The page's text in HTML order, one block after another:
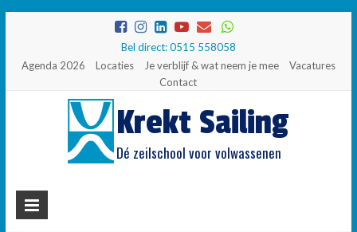
Bel direct: 0515 558058
Agenda 2026
Locaties Je verblijf & wat neem je mee
Vacatures
Contact
Krekt Sailing
Dé zeilschool voor volwassenen